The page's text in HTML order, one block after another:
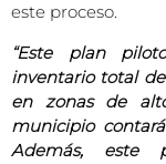
este proceso.
“Este plan
inventario total
en zonas de
municipio
Además, este